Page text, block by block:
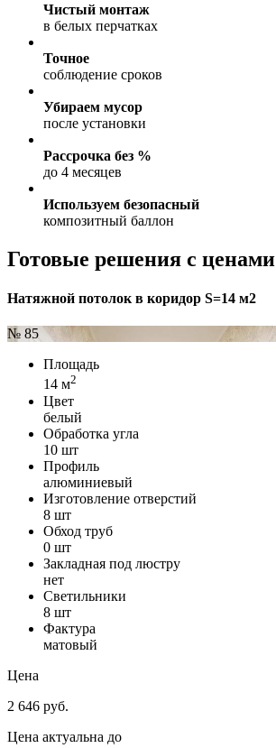
Чистый монтаж
в белых перчатках
Точное
соблюдение сроков
Убираем мусор
после установки
Рассрочка без %
до 4 месяцев
Используем безопасный
композитный баллон
Готовые решения с ценами
Натяжной потолок в коридор S=14 м2
№ 85
Площадь
14 м2
Цвет
белый
Обработка угла
10 шт
Профиль
алюминиевый
Изготовление отверстий
8 шт
Обход труб
0 шт
Закладная под люстру
нет
Светильники
8 шт
Фактура
матовый
Цена
2 646 руб.
Цена актуальна до